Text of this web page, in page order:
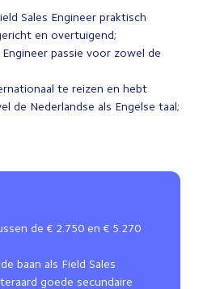
Sales Engineer praktisch
en overtuigend;
passie voor zowel de
te reizen en hebt
de Nederlandse als Engelse taal;
de € 2.750 en € 5.270
baan als Field Sales
goede secundaire